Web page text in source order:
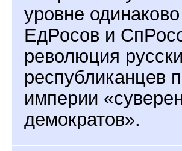
уровне
ЕдРосов и
революция
республиканцев
империи
демократов».